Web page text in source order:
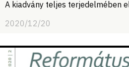
A kiadvány teljes terjedelmében
2020/12/20